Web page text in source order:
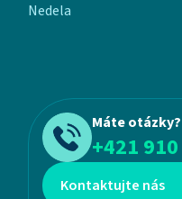
Nedela
Máte
+421
Kontaktujte nás